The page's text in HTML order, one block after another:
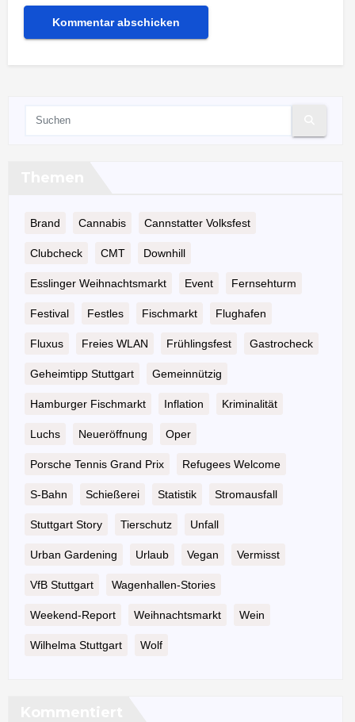
Brand Cannabis Cannstatter Volksfest
Clubcheck CMT Downhill
Esslinger Weihnachtsmarkt Event Fernsehturm
Festival Festles Fischmarkt Flughafen
Fluxus Freies WLAN Frühlingsfest Gastrocheck
Geheimtipp Stuttgart Gemeinnützig
Hamburger Fischmarkt Inflation Kriminalität
Luchs Neueröffnung Oper
Porsche Tennis Grand Prix Refugees Welcome
S-Bahn Schießerei Statistik Stromausfall
Stuttgart Story Tierschutz Unfall
Urban Gardening Urlaub Vegan Vermisst
VfB Stuttgart Wagenhallen-Stories
Weekend-Report Weihnachtsmarkt Wein
Wilhelma Stuttgart Wolf